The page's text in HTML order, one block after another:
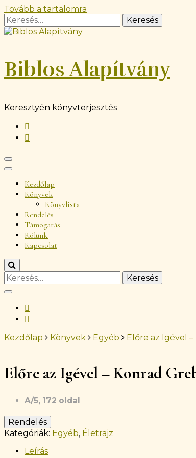
Tovább a tartalomra
Keresés:
Biblos Alapítvány
Keresztyén könyvterjesztés
Kezdőlap
Könyvek
Könyvlista
Rendelés
Támogatás
Rólunk
Kapcsolat
Keresés:
Kezdőlap Könyvek Egyéb Előre az Igével
Előre az Igével – Konrad
A/5, 172 oldal
Rendelés
Kategóriák: Egyéb, Életrajz
Leírás